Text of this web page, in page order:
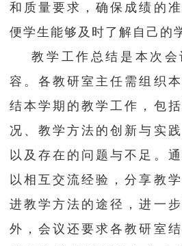
和质量要求，确保成绩的
便学生能够及时了解自己的
教学工作总结是本次
容。各教研室主任需组织
结本学期的教学工作，包
况、教学方法的创新与实
以及存在的问题与不足。
以相互交流经验，分享教
进教学方法的途径，进一
外，会议还要求各教研室